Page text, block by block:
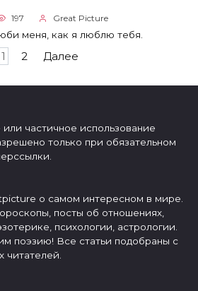
197 Great Picture
меня, как я люблю тебя.
1 2 Далее
частичное использование
только при обязательном
о самом интересном в мире.
посты об отношениях,
психологии, астрологии.
поэзию! Все статьи подобраны с
читателей.